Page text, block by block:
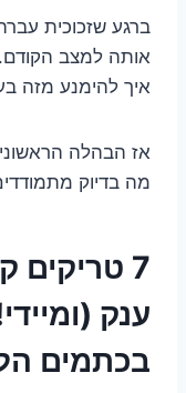
ברגע שזכוכית
אותה למצב
איך להימנע מזה
אז הבהלה
מה בדיוק
7
ענק
בכתמים